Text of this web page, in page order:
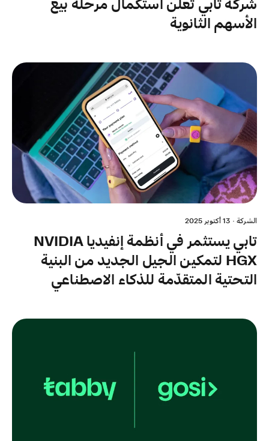
شركة تابي تعلن استكمال مرحلة بيع
الأسهم الثانوية
الشركة· 13 أكتوبر 2025
تابي يستثمر في أنظمة إنفيديا NVIDIA
HGX لتمكين الجيل الجديد من البنية
التحتية المتقدّمة للذكاء الاصطناعي